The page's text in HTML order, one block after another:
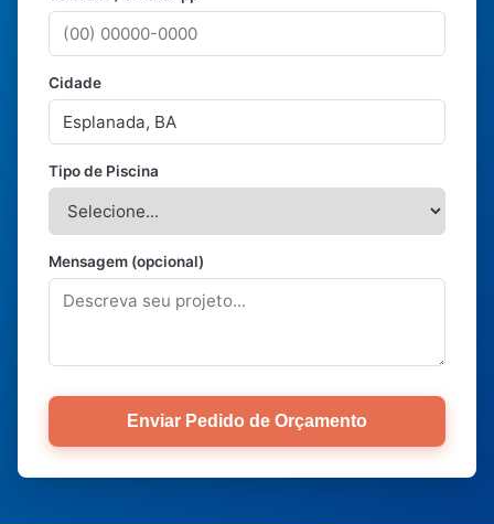
Cidade
Tipo de Piscina
Mensagem (opcional)
Enviar Pedido de Orçamento